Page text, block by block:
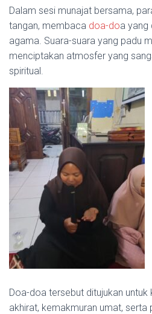
Dalam sesi munajat bersama,
tangan, membaca doa-doa yang
agama. Suara-suara yang padu
menciptakan atmosfer yang
spiritual.
Doa-doa tersebut ditujukan untuk
akhirat, kemakmuran umat, serta